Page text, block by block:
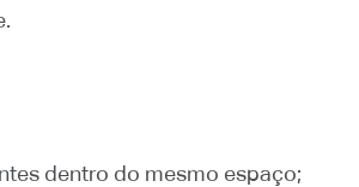
dentro do mesmo espaço;